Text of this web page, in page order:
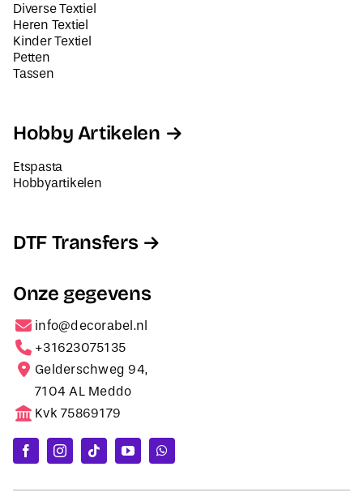
Diverse Textiel
Heren Textiel
Kinder Textiel
Petten
Tassen
Hobby Artikelen
Etspasta
Hobbyartikelen
DTF Transfers
Onze gegevens
info@decorabel.nl
+31623075135
Gelderschweg 94,
7104 AL Meddo
Kvk 75869179